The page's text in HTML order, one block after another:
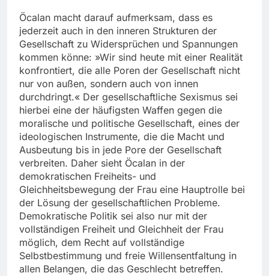
Öcalan macht darauf aufmerksam, dass es
jederzeit auch in den inneren Strukturen der
Gesellschaft zu Widersprüchen und Spannungen
kommen könne: »Wir sind heute mit einer Realität
konfrontiert, die alle Poren der Gesellschaft nicht
nur von außen, sondern auch von innen
durchdringt.« Der gesellschaftliche Sexismus sei
hierbei eine der häufigsten Waffen gegen die
moralische und politische Gesellschaft, eines der
ideologischen Instrumente, die die Macht und
Ausbeutung bis in jede Pore der Gesellschaft
verbreiten. Daher sieht Öcalan in der
demokratischen Freiheits- und
Gleichheitsbewegung der Frau eine Hauptrolle bei
der Lösung der gesellschaftlichen Probleme.
Demokratische Politik sei also nur mit der
vollständigen Freiheit und Gleichheit der Frau
möglich, dem Recht auf vollständige
Selbstbestimmung und freie Willensentfaltung in
allen Belangen, die das Geschlecht betreffen.